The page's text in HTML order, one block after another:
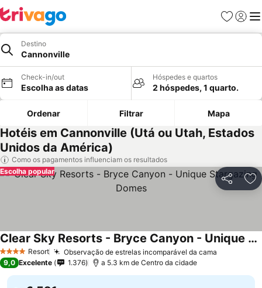
Favoritos
Iniciar
Destino
Cannonville
Check-in/out
Escolha as datas
Hóspedes e quartos
2 hóspedes, 1 quarto.
Ordenar Filtrar Mapa
Hotéis em Cannonville (Utá ou Utah, Estados
Unidos da América)
Como os pagamentos influenciam os resultados
Partilhar
Escolha popular
4 EstrelasResort Observação de estrelas incomparável da cama
Clear Sky Resorts - Bryce Canyon - Unique Stargazing Domes
9,0 Excelente 1.376 a 5.3 km de Centro da cidade